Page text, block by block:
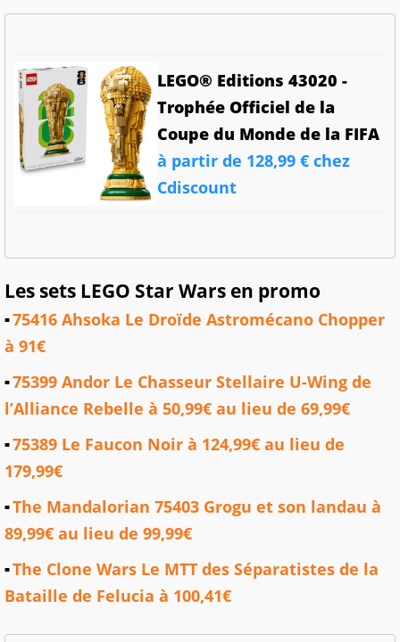
LEGO® Editions 43020 -
Trophée Officiel de la
Coupe du Monde de la FIFA
à partir de 128,99 € chez
Cdiscount
Les sets LEGO Star Wars en promo
75416 Ahsoka Le Droïde Astromécano Chopper
à 91€
75399 Andor Le Chasseur Stellaire U-Wing de
l’Alliance Rebelle à 50,99€ au lieu de 69,99€
75389 Le Faucon Noir à 124,99€ au lieu de
179,99€
The Mandalorian 75403 Grogu et son landau à
89,99€ au lieu de 99,99€
The Clone Wars Le MTT des Séparatistes de la
Bataille de Felucia à 100,41€